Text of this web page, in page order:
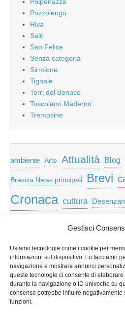
Gestisci
Usiamo tecnologie come i cookie per
informazioni sul dispositivo. Lo facciamo
navigazione e mostrare annunci
queste tecnologie ci consente di
durante la navigazione o ID univoche su
consenso potrebbe influire negativamente
funzioni.
Pozzolengo
Riva
Salò
San Felice
Senza categoria
Sirmione
Tignale
Torri del Benaco
Toscolano Maderno
Tremosine
ambiente Arte Attualità Blog
Brescia News principali Brevi
Cronaca cultura
lago di garda Musica
Notizie dal Garda
Notizie
Notizie per categoria Notizie